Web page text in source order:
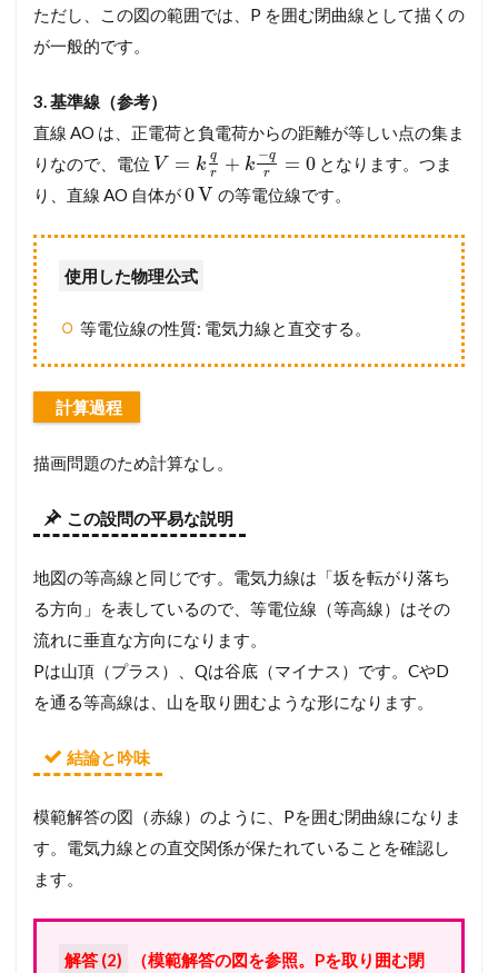
ただし、この図の範囲では、P を囲む閉曲線として描くの
が一般的です。
3. 基準線（参考）
直線 AO は、正電荷と負電荷からの距離が等しい点の集ま
りなので、電位 V = k q
r
+ k
−q
r
= 0 となります。つま
り、直線 AO 自体が0V の等電位線です。
使用した物理公式
等電位線の性質: 電気力線と直交する。
計算過程
描画問題のため計算なし。
この設問の平易な説明
地図の等高線と同じです。電気力線は「坂を転がり落ち
る方向」を表しているので、等電位線（等高線）はその
流れに垂直な方向になります。
Pは山頂（プラス）、Qは谷底（マイナス）です。CやD
を通る等高線は、山を取り囲むような形になります。
結論と吟味
模範解答の図（赤線）のように、Pを囲む閉曲線になりま
す。電気力線との直交関係が保たれていることを確認し
ます。
解答 (2)
（模範解答の図を参照。Pを取り囲む閉